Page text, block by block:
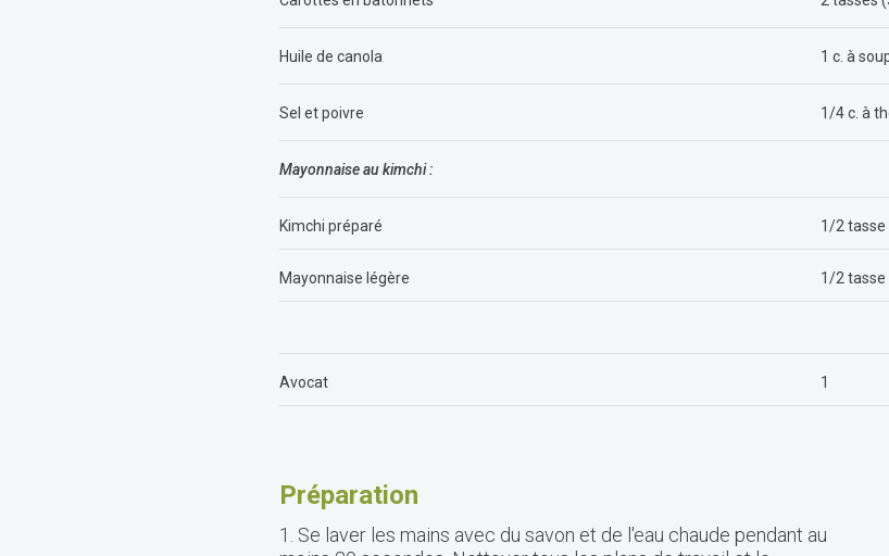
Huile de canola 1 c. à
Sel et poivre 1/4 c. à
Mayonnaise au kimchi :
Kimchi préparé 1/2 tasse
Mayonnaise légère 1/2 tasse
Avocat 1
Préparation
1. Se laver les mains avec du savon et de l'eau chaude pendant au